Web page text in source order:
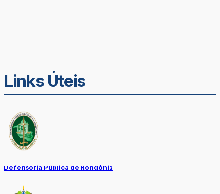
Links Úteis
Defensoria Pública de Rondônia